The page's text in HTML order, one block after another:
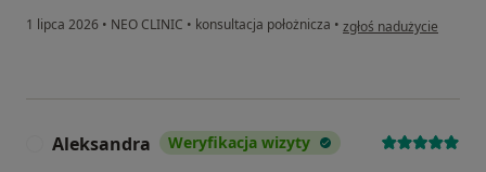
1 lipca 2026 • NEO CLINIC • konsultacja położnicza • w opinii użytkownika
zgłoś nadużycie
Aleksandra Weryfikacja wizyty